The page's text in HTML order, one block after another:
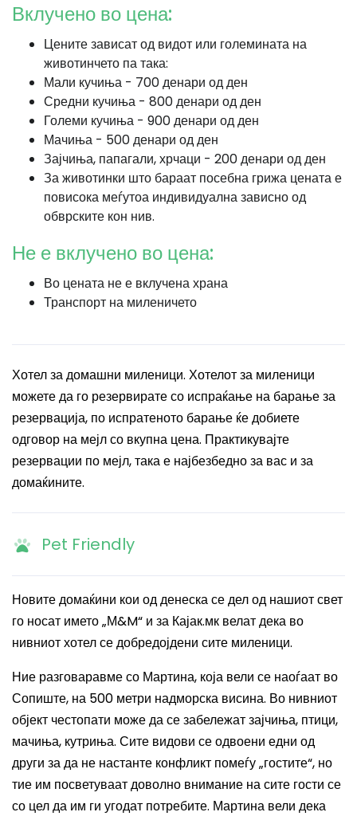
Вклучено во цена:
Цените зависат од видот или големината на
животинчето па така:
Мали кучиња - 700 денари од ден
Средни кучиња - 800 денари од ден
Големи кучиња - 900 денари од ден
Мачиња - 500 денари од ден
Зајчиња, папагали, хрчаци - 200 денари од ден
За животинки што бараат посебна грижа цената е
повисока меѓутоа индивидуална зависно од
обврските кон нив.
Не е вклучено во цена:
Во цената не е вклучена храна
Транспорт на миленичето
Хотел за домашни миленици. Хотелот за миленици
можете да го резервирате со испраќање на барање за
резервација, по испратеното барање ќе добиете
одговор на мејл со вкупна цена. Практикувајте
резервации по мејл, така е најбезбедно за вас и за
домаќините.
Pet Friendly
Новите домаќини кои од денеска се дел од нашиот свет
го носат името „М&M“ и за Кајак.мк велат дека во
нивниот хотел се добредојдени сите миленици.
Ние разговаравме со Мартина, која вели се наоѓаат во
Сопиште, на 500 метри надморска висина. Во нивниот
објект честопати може да се забележатзајчиња, птици,
мачиња, кутриња. Сите видови се одвоени едни од
други за да не настанте конфликт помеѓу „гостите“, но
тие им посветуваат доволно внимание на сите гости се
со цел да им ги угодат потребите. Мартина вели дека